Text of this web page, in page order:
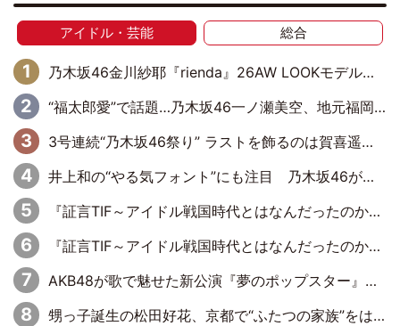
アイドル・芸能 総合
乃木坂46金川紗耶『rienda』26AW LOOKモデルに就任
“福太郎愛”で話題…乃木坂46一ノ瀬美空、地元福岡『めんべい25周年トップサポーター』に就任
3号連続“乃木坂46祭り” ラストを飾るのは賀喜遥香…5年ぶりの登場に「5年分大人になった私を見ていただけたら」
井上和の“やる気フォント”にも注目 乃木坂46が挑んだ書道パフォーマンスの舞台裏
『証言TIF～アイドル戦国時代とはなんだったのか～』第6回：でんぱ組.inc・古川未鈴×相沢梨紗「『ハロプロやりたかったな』って言ったら、夢眠ねむさんに『てめえはでんぱ組．incなんだよ！』って肩パンされて(笑)」
『証言TIF～アイドル戦国時代とはなんだったのか～』第11回：私立恵比寿中学・真山りか×安本彩花「TIFで10年ぶりのキョンシーメイクをしたら、場を完全に引かせてしまって。時代が変わったんだなって」
AKB48が歌で魅せた新公演『夢のポップスター』 初日から全身全霊のステージ
甥っ子誕生の松田好花、京都で“ふたつの家族”をはしご！ “母”黒谷友香に見送られ、“父”松岡昌宏とはハシゴ酒